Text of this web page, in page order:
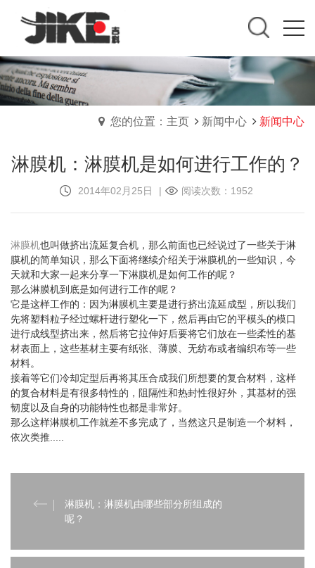
您的位置：主页 新闻中心 新闻中心
淋膜机：淋膜机是如何进行工作的？
2014年02月25日 | 阅读次数：1952
淋膜机也叫做挤出流延复合机，那么前面也已经说过了一些关于淋
膜机的简单知识，那么下面将继续介绍关于淋膜机的一些知识，今
天就和大家一起来分享一下淋膜机是如何工作的呢？
那么淋膜机到底是如何进行工作的呢？
它是这样工作的：因为淋膜机主要是进行挤出流延成型，所以我们
先将塑料粒子经过螺杆进行塑化一下，然后再由它的平模头的模口
进行成线型挤出来，然后将它拉伸好后要将它们放在一些柔性的基
材表面上，这些基材主要有纸张、薄膜、无纺布或者编织布等一些
材料。
接着等它们冷却定型后再将其压合成我们所想要的复合材料，这样
的复合材料是有很多特性的，阻隔性和热封性很好外，其基材的强
韧度以及自身的功能特性也都是非常好。
那么这样淋膜机工作就差不多完成了，当然这只是制造一个材料，
依次类推.....
淋膜机：淋膜机由哪些部分所组成的
呢？